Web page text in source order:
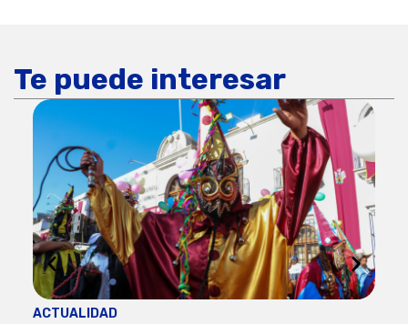
Te puede interesar
ACTUALIDAD